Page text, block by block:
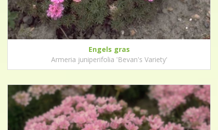
Engels gras
Armeria juniperifolia 'Bevan's Variety'